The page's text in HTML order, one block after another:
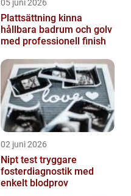
05 juni 2026
Plattsättning kinna
hållbara badrum och golv
med professionell finish
02 juni 2026
Nipt test tryggare
fosterdiagnostik med
enkelt blodprov